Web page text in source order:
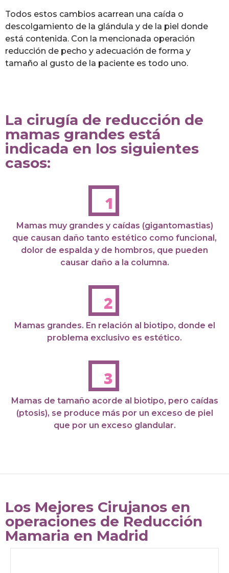
Todos estos cambios acarrean una caída o
descolgamiento de la glándula y de la piel donde
está contenida. Con la mencionada operación
reducción de pecho y adecuación de forma y
tamaño al gusto de la paciente es todo uno.
La cirugía de reducción de
mamas grandes está
indicada en los siguientes
casos:
Mamas muy grandes y caídas (gigantomastias)
que causan daño tanto estético como funcional,
dolor de espalda y de hombros, que pueden
causar daño a la columna.
Mamas grandes. En relación al biotipo, donde el
problema exclusivo es estético.
Mamas de tamaño acorde al biotipo, pero caídas
(ptosis), se produce más por un exceso de piel
que por un exceso glandular.
Los Mejores Cirujanos en
operaciones de Reducción
Mamaria en Madrid